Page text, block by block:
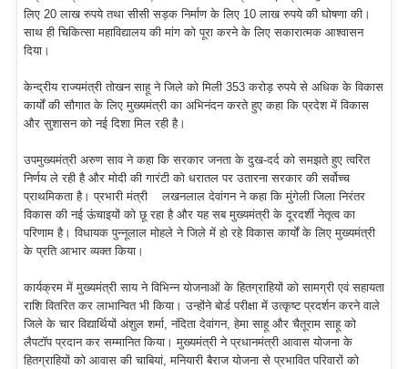
लिए 20 लाख रुपये तथा सीसी सड़क निर्माण के लिए 10 लाख रुपये की घोषणा की।
साथ ही चिकित्सा महाविद्यालय की मांग को पूरा करने के लिए सकारात्मक आश्वासन
दिया।
केन्द्रीय राज्यमंत्री तोखन साहू ने जिले को मिली 353 करोड़ रुपये से अधिक के विकास
कार्यों की सौगात के लिए मुख्यमंत्री का अभिनंदन करते हुए कहा कि प्रदेश में विकास
और सुशासन को नई दिशा मिल रही है।
उपमुख्यमंत्री अरुण साव ने कहा कि सरकार जनता के दुख-दर्द को समझते हुए त्वरित
निर्णय ले रही है और मोदी की गारंटी को धरातल पर उतारना सरकार की सर्वोच्च
प्राथमिकता है। प्रभारी मंत्री लखनलाल देवांगन ने कहा कि मुंगेली जिला निरंतर
विकास की नई ऊंचाइयों को छू रहा है और यह सब मुख्यमंत्री के दूरदर्शी नेतृत्व का
परिणाम है। विधायक पुन्नूलाल मोहले ने जिले में हो रहे विकास कार्यों के लिए मुख्यमंत्री
के प्रति आभार व्यक्त किया।
कार्यक्रम में मुख्यमंत्री साय ने विभिन्न योजनाओं के हितग्राहियों को सामग्री एवं सहायता
राशि वितरित कर लाभान्वित भी किया। उन्होंने बोर्ड परीक्षा में उत्कृष्ट प्रदर्शन करने वाले
जिले के चार विद्यार्थियों अंशुल शर्मा, नंदिता देवांगन, हेमा साहू और चैतूराम साहू को
लैपटॉप प्रदान कर सम्मानित किया। मुख्यमंत्री ने प्रधानमंत्री आवास योजना के
हितग्राहियों को आवास की चाबियां, मनियारी बैराज योजना से प्रभावित परिवारों को